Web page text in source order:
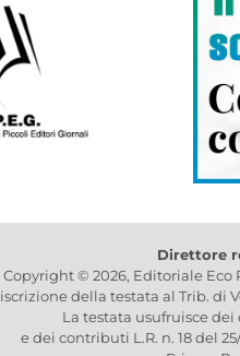
Direttore
Copyright © 2026, Editoriale Eco
iscrizione della testata al Trib. di
La testata usufruisce
e dei contributi L.R. n. 18 del